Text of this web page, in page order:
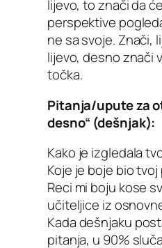
lijevo, to znači da
perspektive
ne sa svoje. Znači,
lijevo, desno znači
točka.
Pitanja/upute za
desno“ (dešnjak):
Kako je izgledala
Koje je boje bio tvoj
Reci mi boju kose
učiteljice iz
Kada dešnjaku
pitanja, u 90%